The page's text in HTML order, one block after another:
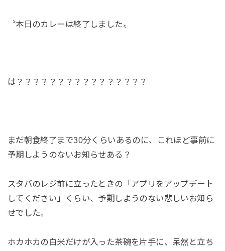
〝本日のカレーは終了しました〟
は？？？？？？？？？？？？？？？？
まだ朝食終了まで30分くらいあるのに、これほど事前に
予期しようのないお知らせある？
スタバのレジ前に立ったときの「アプリをアップデート
してください」くらい、予期しようのない悲しいお知ら
せでした。
ホカホカの白米だけが入った茶碗を片手に、呆然と立ち